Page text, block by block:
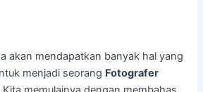
akan mendapatkan banyak hal yang
menjadi seorang Fotografer